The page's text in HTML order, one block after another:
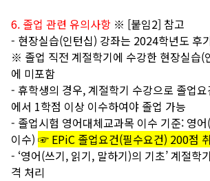
6. 졸업 관련 유의사항 ※ [붙임2] 참고
- 현장실습(인턴십) 강좌는 2024학년도 후
※ 졸업 직전 계절학기에 수강한 현장실습(
에 미포함
- 휴학생의 경우, 계절학기 수강으로 졸업
에서 1학점 이상 이수하여야 졸업 가능
- 졸업시험 영어대체교과목 이수 기준: 영
이수)☞ EPiC 졸업요건(필수요건) 200점
- ‘영어(쓰기, 읽기, 말하기)의 기초’ 계절
격 처리